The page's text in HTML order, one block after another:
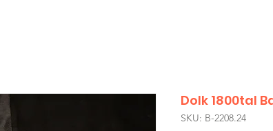
Dolk 1800tal
SKU: B-2208.24